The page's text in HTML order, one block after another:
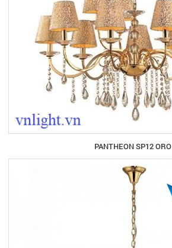
PANTHEON SP12 ORO